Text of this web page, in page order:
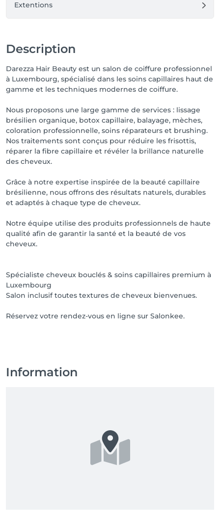
Extentions
Description
Darezza Hair Beauty est un salon de coiffure professionnel
à Luxembourg, spécialisé dans les soins capillaires haut de
gamme et les techniques modernes de coiffure.
Nous proposons une large gamme de services : lissage
brésilien organique, botox capillaire, balayage, mèches,
coloration professionnelle, soins réparateurs et brushing.
Nos traitements sont conçus pour réduire les frisottis,
réparer la fibre capillaire et révéler la brillance naturelle
des cheveux.
Grâce à notre expertise inspirée de la beauté capillaire
brésilienne, nous offrons des résultats naturels, durables
et adaptés à chaque type de cheveux.
Notre équipe utilise des produits professionnels de haute
qualité afin de garantir la santé et la beauté de vos
cheveux.
Spécialiste cheveux bouclés & soins capillaires premium à
Luxembourg
Salon inclusif toutes textures de cheveux bienvenues.
Réservez votre rendez-vous en ligne sur Salonkee.
Information